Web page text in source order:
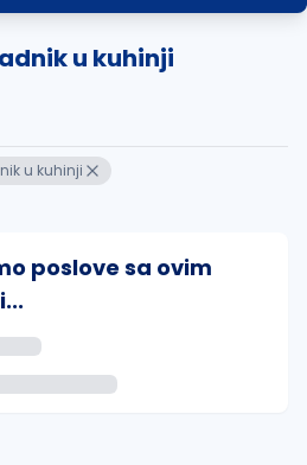
u kuhinji
u kuhinji
poslove sa ovim